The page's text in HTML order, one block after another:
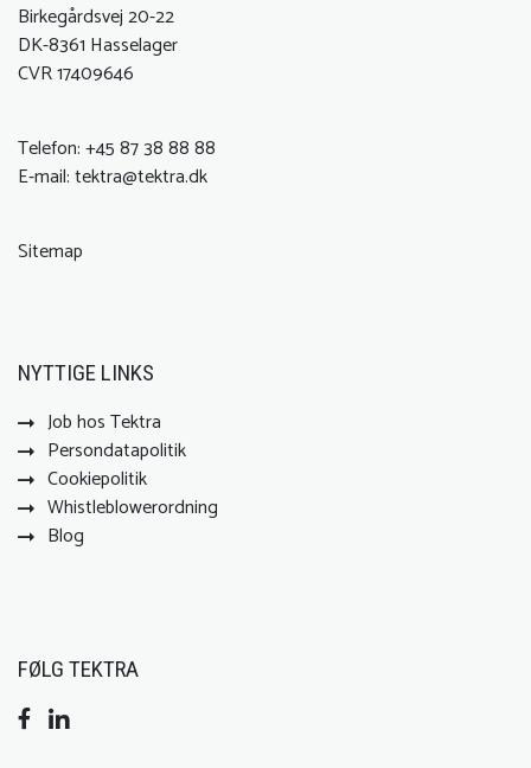
Birkegårdsvej 20-22
DK-8361 Hasselager
CVR 17409646
Telefon:+45 87 38 88 88
E-mail:tektra@tektra.dk
Sitemap
NYTTIGE LINKS
Job hos Tektra
Persondatapolitik
Cookiepolitik
Whistleblowerordning
Blog
FØLG TEKTRA